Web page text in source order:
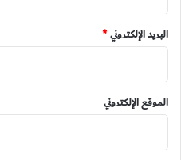
البريد الإلكتروني*
الموقع الإلكتروني